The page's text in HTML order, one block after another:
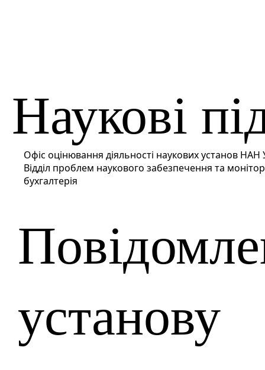
Наукові
Офіс оцінювання діяльності наукових установ НАН
Відділ проблем наукового забезпечення та
бухгалтерія
установу